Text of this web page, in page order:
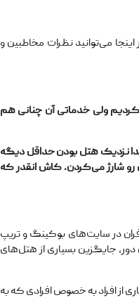
می‌توانید نظرات مخاطبین و
ولی خدماتی آن چنانی هم
نزدیک هتل بودن حداقل دیگه
رو شارژ می‌کردن. کاش انقدر که
در سایت‌های بوکینگ و تریپ
جایگزین بسیاری از هتل‌های
از افراد به خصوص افرادی که به